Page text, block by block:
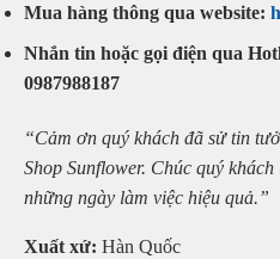
Mua hàng thông qua website:
Nhắn tin hoặc gọi điện qua
0987988187
“Cảm ơn quý khách đã sử tin
Shop Sunflower. Chúc quý
những ngày làm việc hiệu quả.”
Xuất xứ: Hàn Quốc